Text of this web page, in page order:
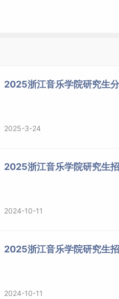
2025浙江音乐学院研究生
2025-3-24
2025浙江音乐学院研究生
2024-10-11
2025浙江音乐学院研究生
2024-10-11